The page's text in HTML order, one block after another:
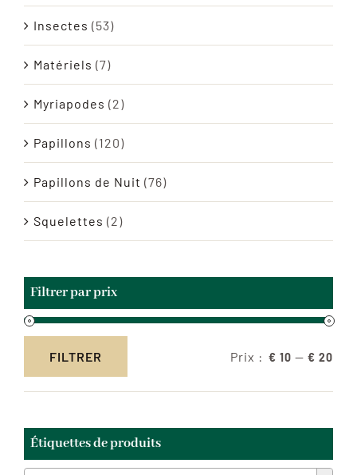
Insectes (53)
Matériels (7)
Myriapodes (2)
Papillons (120)
Papillons de Nuit (76)
Squelettes (2)
Filtrer par prix
min
max
FILTRER Prix : € 10 — € 20
Étiquettes de produits